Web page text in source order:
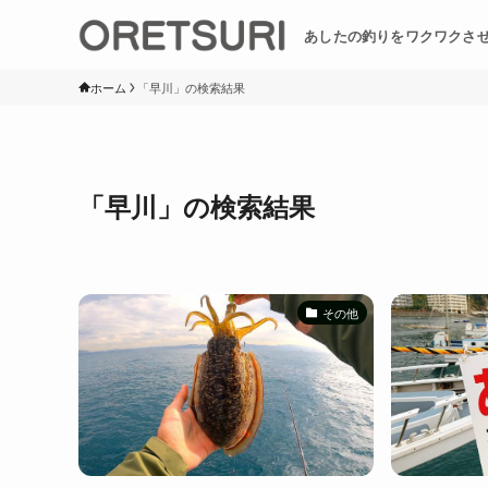
あしたの釣りをワクワクさ
ホーム 「早川」の検索結果
「早川」の検索結果
その他